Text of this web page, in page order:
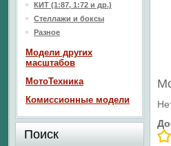
КИТ (1:87, 1:72 и др.)
Стеллажи и боксы
Разное
Модели других
масштабов
МотоТехника
Комиссионные модели
Поиск